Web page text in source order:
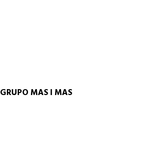
GRUPO MAS I MAS